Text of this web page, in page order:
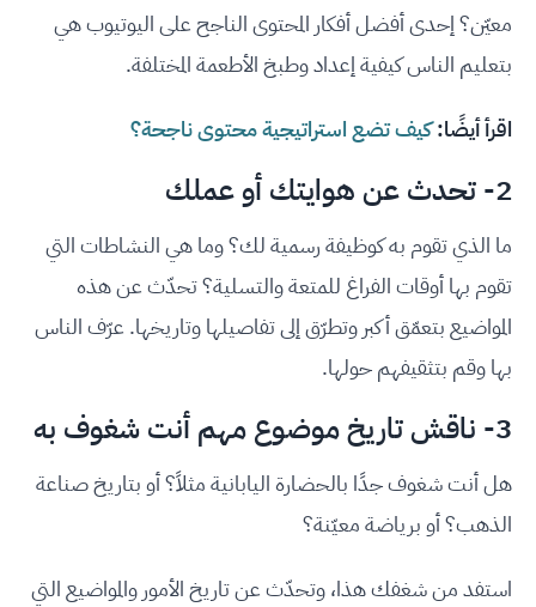
معيّن؟ إحدى أفضل أفكار المحتوى الناجح على اليوتيوب هي
بتعليم الناس كيفية إعداد وطبخ الأطعمة المختلفة.
اقرأ أيضًا:كيف تضع استراتيجية محتوى ناجحة؟
2- تحدث عن هوايتك أو عملك
ما الذي تقوم به كوظيفة رسمية لك؟ وما هي النشاطات التي
تقوم بها أوقات الفراغ للمتعة والتسلية؟ تحدّث عن هذه
المواضيع بتعمّق أكبر وتطرّق إلى تفاصيلها وتاريخها. عرّف الناس
بها وقم بتثقيفهم حولها.
3- ناقش تاريخ موضوع مهم أنت شغوف به
هل أنت شغوف جدًا بالحضارة اليابانية مثلاً؟ أو بتاريخ صناعة
الذهب؟ أو برياضة معيّنة؟
استفد من شغفك هذا، وتحدّث عن تاريخ الأمور والمواضيع التي